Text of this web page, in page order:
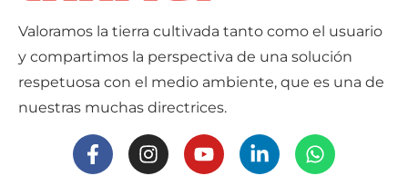
Valoramos la tierra cultivada tanto como el usuario
y compartimos la perspectiva de una solución
respetuosa con el medio ambiente, que es una de
nuestras muchas directrices.